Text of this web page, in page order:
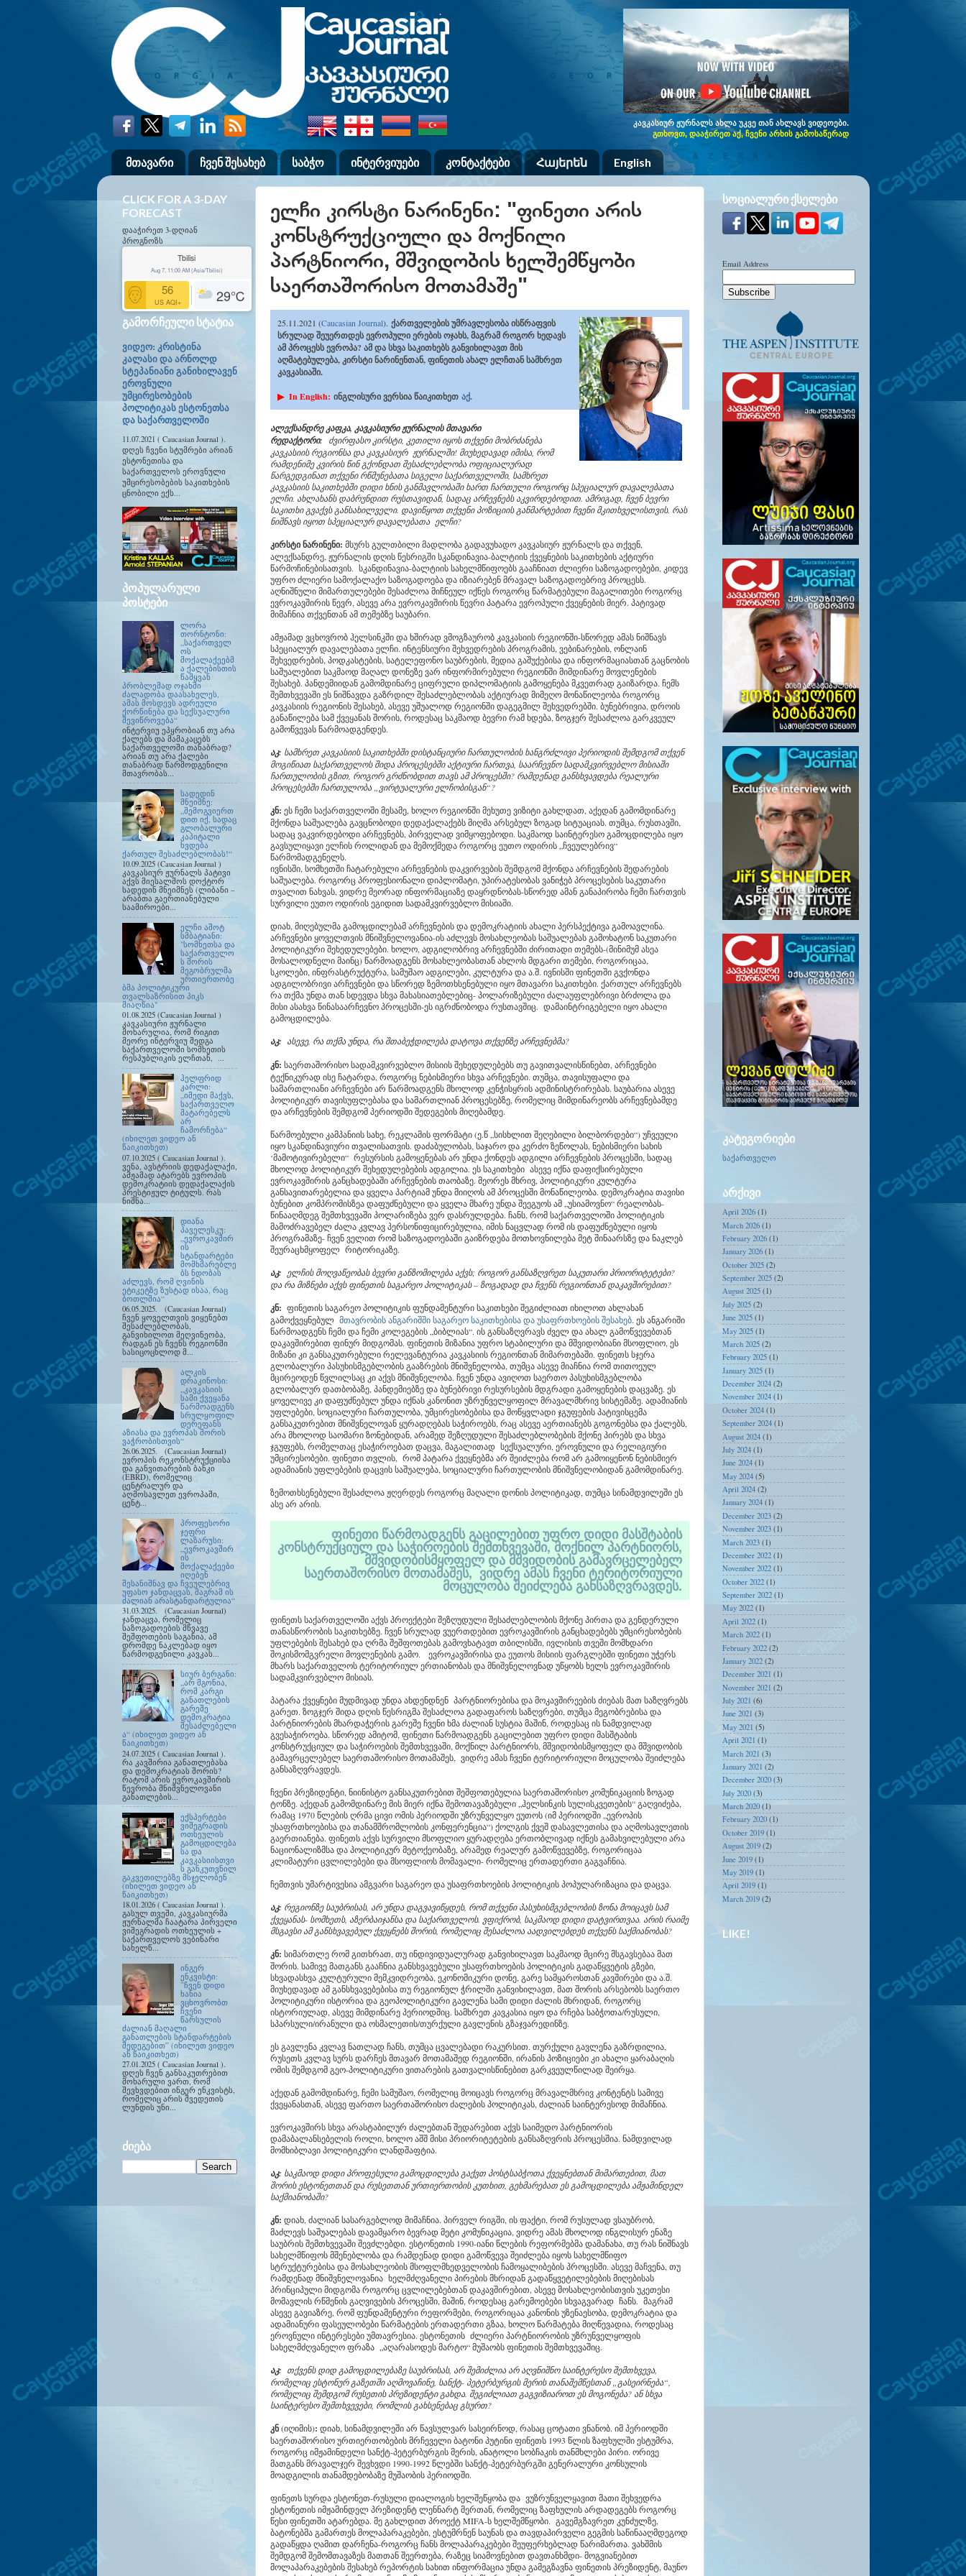
.
კავკასიურ ჟურნალს ახლა უკვე თან ახლავს ვიდეოები.
გთხოვთ, დააჭირეთ აქ, ჩვენი არხის გამოსაწერად
მთავარი ჩვენ შესახებ საბჭო ინტერვიუები კონტაქტები Հայերեն English
ელჩი კირსტი ნარინენი: "ფინეთი არის
კონსტრუქციული და მოქნილი
პარტნიორი, მშვიდობის ხელშემწყობი
საერთაშორისო მოთამაშე"
25.11.2021 (Caucasian Journal). ქართველების უმრავლესობა ისწრაფვის
სრულად შეუერთდეს ევროპული ერების ოჯახს, მაგრამ როგორ ხედავს
ამ პროცესს ევროპა? ამ და სხვა საკითხებს განვიხილავთ მის
აღმატებულება, კირსტი ნარინენთან, ფინეთის ახალ ელჩთან სამხრეთ
კავკასიაში.
▶ In English: ინგლისური ვერსია წაიკითხეთ აქ.
ალექსანდრე კაფკა, კავკასიური ჟურნალის მთავარი
რედაქტორი:
ძვირფასო კირსტი, კეთილი იყოს თქვენი მობრძანება
კავკასიის რეგიონსა და კავკასიურ ჟურნალში! მიუხედავად იმისა, რომ
რამდენიმე კვირის წინ გქონდათ შესაძლებლობა ოფიციალურად
წარგედგინათ თქვენი რწმუნებათა სიგელი საქართველოში, სამხრეთ
კავკასიის საკითხებში დიდი ხნის განმავლობაში ხართ ჩართული როგორც სპეციალურ დავალებათა
ელჩი. ახლახანს დაბრუნდით რუსთავიდან, სადაც არჩევნებს აკვირდებოდით. ამრიგად, ჩვენ ბევრი
საკითხი გვაქვს განსახილველი. დავიწყოთ თქვენი პოზიციის განმარტებით ჩვენი მკითხველისთვის. რას
ნიშნავს იყოთ სპეციალურ დავალებათა ელჩი?
კირსტი ნარინენი: მსურს გულთბილი მადლობა გადავუხადო კავკასიურ ჟურნალს და თქვენ,
ალექსანდრე, ჟურნალის დღის წესრიგში სკანდინავია-ბალტიის ქვეყნების საკითხების აქტიური
წარმოჩინებისათვის. სკანდინავია-ბალტიის სახელმწიფოებს გააჩნიათ ძლიერი საზოგადოებები, კიდევ
უფრო ძლიერი სამოქალაქო საზოგადოება და იზიარებენ მრავალ საზოგადოებრივ პროცესს.
აღნიშნული მიმართულებები შესაძლოა მიჩნეულ იქნეს როგორც წარმატებული მაგალითები როგორც
ევროკავშირის წევრ, ასევე არა ევროკავშირის წევრი პატარა ევროპული ქვეყნების მიერ. პატივად
მიმაჩნია თქვენთან ამ თემებზე საუბარი.
ამჟამად ვცხოვრობ ჰელსინკში და ხშირად ვმოგზაურობ კავკასიის რეგიონში-სწორედ ამას ნიშნავს
სპეციალურ დავალებათა ელჩი. ინტენსიური შეხვედრების პროგრამის, ვებინარების, ონლაინ
შეხვედრების, პოდკასტების, სატელეფონო საუბრების, მედია გაშუქებისა და ინფორმაციასთან გაცნობის
საშუალებით საკმაოდ მაღალ დონეზე ვარ ინფორმირებული რეგიონში მიმდინარე მოვლენების
შესახებ. პანდემიიდან გამომდინარე ციფრული დიპლომატიის გამოყენება მკვეთრად გაიზარდა. ჩემს
შემთხვევაში ეს ნიშნავდა გაზრდილ შესაძლებლობას აქტიურად მიმეღო მონაწილეობა როგორც
კავკასიის რეგიონის შესახებ, ასევე უშუალოდ რეგიონში დაგეგმილ შეხვედრებში. ბუნებრივია, დროის
განაწილება სამ ქვეყანას შორის, როდესაც საკმაოდ ბევრი რამ ხდება, ზოგჯერ შესაძლოა გარკვეულ
გამოწვევას წარმოადგენდეს.
აკ: სამხრეთ კავკასიის საკითხებში დისტანციური ჩართულობის ხანგრძლივი პერიოდის შემდგომ თქვენ
მოგიწიათ საქართველოს შიდა პროცესებში აქტიური ჩართვა, საარჩევნო სადამკვირვებლო მისიაში
ჩართულობის გზით, როგორ გრძნობდით თავს ამ პროცესში? რამდენად განსხვავდება რეალური
პროცესებში ჩართულობა „ვირტუალური ელჩობისგან“?
კნ: ეს ჩემი საქართველოში მესამე, ხოლო რეგიონში მეხუთე ვიზიტი გახლდათ, აქედან გამომდინარე
მქონდა საშუალება გავცნობოდი დედაქალაქებს მიღმა არსებულ ზოგად სიტუაციას. თუმცა, რუსთავში,
სადაც ვაკვირდებოდი არჩევნებს, პირველად ვიმყოფებოდი. საკმაოდ საინტერესო გამოცდილება იყო
გავსულიყავი ელჩის როლიდან და მემოქმედა როგორც ეუთო ოდირის „ჩვეულებრივ“
წარმომადგენელს.
ივნისში, სომხეთში ჩატარებული არჩევნების დაკვირვების შემდგომ მქონდა არჩევნების შედარების
საშუალება. როგორც პროფესიონალი დიპლომატი, უპირატესობას ვანიჭებ პროცესების საკუთარი
თვალით ნახვას, ვიდრე მეორად ინფორმაციაზე დაყრდნობას-სწორედ ამან განაპირობა ჩემი ჩართვის
სურვილი ეუთო ოდირის ეგიდით სადამკვირვებლო მისიაში.
დიახ, მიღებულმა გამოცდილებამ არჩევნების და დემოკრატიის ახალი პერსპექტივა გამოავლინა.
არჩევნები ყოველთვის მნიშვნელოვანია-ის აძლევს მოსახლეობას საშუალებას გამოხატონ საკუთარი
პოლიტიკური შეხედულებები. ხოლო, ადგილობრივ არჩევნებში ძირითადი თემებს-(მინიმუმ ასეა
მოსალოდნელი მაინც) წარმოადგენს მოსახლეობასთან ახლოს მდგარი თემები, როგორიცაა,
სკოლები, ინფრასტრუქტურა, სამუშაო ადგილები, კულტურა და ა.შ. ივნისში ფინეთში გვქონდა
ადგილობრივი არჩევნები და სწორედ ზემოთხსენებული იყო მთავარი საკითხები. ქართულ არჩევნებს
რა თქმა უნდა თან სდევდა სხვა მახასიათებლებიც- პოლარიზებული ძალაუფლებრივი ბრძოლა და
მისი ასახვა წინასაარჩევნო პროცესში-ეს იგრძნობოდა რუსთავშიც. დამაინტრიგებელი იყო ახალი
გამოცდილება.
აკ: ასევე, რა თქმა უნდა, რა შთაბეჭდილება დატოვა თქვენზე არჩევნებმა?
კნ: საერთაშორისო სადამკვირვებლო მისიის შეხედულებებს თუ გავითვალისწინებთ, არჩევნები
ტექნიკურად ისე ჩატარდა, როგორც ნებისმიერი სხვა არჩევნები. თუმცა, თავისუფალი და
სამართლიანი არჩევნები არ წარმოადგენს მხოლოდ კენჭისყრის ადმინისტრირებას. საუბარია ასევე
პოლიტიკურ თავისუფლებასა და სამართლიან პროცესებზე, რომელიც მიმდინარეობს არჩევნებამდე
და არჩევნების შემდგომ პერიოდში შედეგების მიღებამდე.
წარმოებული კამპანიის სახე, რეკლამის ფორმატი (ე.წ „სისხლით შეღებილი ბილბორდები“) უჩვეული
იყო სკანდინავიური თვალისათვის. დაძაბულობას, საჯარო და კერძო ზეწოლას, ნებისმიერი სახის
‘მამოტივირებელი“ რესურსის გამოყენებას არ უნდა ქონდეს ადგილი არჩევნების პროცესში, სადაც
მხოლოდ პოლიტიკურ შეხედულებების ადგილია. ეს საკითხები ასევე იქნა დაფიქსირებული
ევროკავშირის განცხადებაში არჩევნების თაობაზე. მეორეს მხრივ, პოლიტიკური კულტურა
განსავითარებელია და ყველა პარტიამ უნდა მიიღოს ამ პროცესში მონაწილეობა. დემოკრატია თავისი
ბუნებით კომპრომისზეა დაფუძნებული და ყველა მხარე უნდა შეეგუოს ამ „უსიამოვნო“ რეალობას-
წინააღმდეგ შემთხვევაში პოლარიზება ვერ დასრულდება. ჩანს, რომ საქართველოში პოლიტიკის
მამოძრავებელ ძალა კვლავ პერსონიფიცირებულია, იმის ნაცვლად რომ ის დაფუძნებული იყოს
პროგრამაზე- ჩვენ ველით რომ საზოგადოებაში გაიზრდება მოთხოვნილება მეტ შინაარსზე და ნაკლებ
შეურაცხმყოფელ რიტორიკაზე.
აკ:
ელჩის მოღვაწეობას ბევრი განზომილება აქვს; როგორ განსაზღვრეთ საკუთარი პრიორიტეტები?
და რა მიზნები აქვს ფინეთის საგარეო პოლიტიკას – ზოგადად და ჩვენს რეგიონთან დაკავშირებით?
კნ: ფინეთის საგარეო პოლიტიკის ფუნდამენტური საკითხები შეგიძლიათ იხილოთ ახლახან
გამოქვეყნებულ მთავრობის ანგარიშში საგარეო საკითხებისა და უსაფრთხოების შესახებ. ეს ანგარიში
წარმოადგენს ჩემი და ჩემი კოლეგების „ბიბლიას“. ის განსაზღვრავს ძველ და ახალ გამოწვევებთან
დაკავშირებით ფინურ მიდგომას. ფინეთის მიზანია უფრო სტაბილური და მშვიდობიანი მსოფლიო, ეს
მიზანი კი განსაკუთრებული რელევანტურია კავკასიის რეგიონთან მიმართებაში. ფინეთს სჯერა
გლობალური პასუხისმგებლობის გააზრების მნიშვნელობა, თუმცა ასევე მიაჩნია რომ თითოეულ
მცირეოდენ წვლილსაც კი აქვს მნიშვნელობა. ჩვენ უნდა ავიღოთ საერთო პასუხისმგებლობა
გლობალურ დათბობაზე, პანდემიებზე და ბუნებრივი რესურსების მდგრადი გამოყენების დაცვაზე. ეს
ყოველივე კი დაფუძნებულ უნდა იქნას კანონით უზრუნველყოფილ მრავალმხრივ სისტემაზე. ადამიანის
უფლებები, სოციალური ჩართულობა, უმცირესობებისა და მოწყვლადი ჯგუფების პატივისცემა
განსაკუთრებით მნიშვნელოვან ყურადღებას საჭიროებს, რაც ასევე აერთიანებს გოგონებსა და ქალებს,
არა მხოლოდ საომარი ზონებიდან, არამედ შეზღუდული შესაძლებლობების მქონე პირებს და სხვა
ჯგუფებს, რომელთაც ესაჭიროებათ დაცვა, მაგალითად სექსუალური, ეროვნული და რელიგიური
უმცირესობები. ფინეთი თვლის, რომ პატარა ქვეყნებმა არ შეიძლება რომ არ გამოიყენონ ნებისმიერ
ადამიანის უფლებების დაცვის საშუალება, სოციალური ჩართულობის მნიშვნელობიდან გამომდინარე.
ზემოთხსენებული შესაძლოა ჟღერდეს როგორც მაღალი დონის პოლიტიკად, თუმცა სინამდვილეში ეს
ასე არ არის.
ფინეთი წარმოადგენს გაცილებით უფრო დიდი მასშტაბის
კონსტრუქციულ და საჭიროების შემთხვევაში, მოქნილ პარტნიორს,
მშვიდობისმყოფელ და მშვიდობის გამავრცელებელ
საერთაშორისო მოთამაშეს, ვიდრე ამას ჩვენი ტერიტორიული
მოცულობა შეიძლება განსაზღვრავდეს.
ფინეთს საქართველოში აქვს პროექტები შეზღუდული შესაძლებლობის მქონე პირთა და გენდერული
თანასწორობის საკითხებზე. ჩვენ სრულად ვუერთდებით ევროკავშირის განცხადებებს უმცირესობების
უფლებების შესახებ და ღრმა შეშფოთებას გამოვხატავთ თბილისში, ივლისის თვეში მომხდარი
შოკისმომგვრელი მოვლენების გამო. ევროკავშირისა და ეუთოს მისიის ფარგლებში ფინეთი უჭერს
მხარს საქართველოს ტერიტორიულ ერთიანობას და მნიშვნელოვნად უწყობს ხელს ევროკავშირის
სადამკვირვებლო მისიას.
პატარა ქვეყნები მუდმივად უნდა ახდენდნენ პარტნიორებისა და მოკავშირეების ძიებას მათ საზღვრებს
გარეთ. ზოგჯერ შიდა დღის წესრიგმა შესაძლოა გადაფაროს საზღვრები, თუმცა მეგობრებისა და
პარტნიორების მხარდაჭერის გარეშე ჩვენი ხმა ძალიან სუსტია მაშინ, როდესაც ის ნამდვილად
გვესაჭიროება. სწორედ ამიტომ, ფინეთი წარმოადგენს გაცილებით უფრო დიდი მასშტაბის
კონსტრუქციულ და საჭიროების შემთხვევაში, მოქნილ პარტნიორს, მშვიდობისმყოფელ და მშვიდობის
გამავრცელებელ საერთაშორისო მოთამაშეს, ვიდრე ამას ჩვენი ტერიტორიული მოცულობა შეიძლება
განსაზღვრავდეს.
ჩვენი პრეზიდენტი, ნიინისტო განსაკუთრებით შეშფოთებულია საერთაშორისო კომუნიკაციის ზოგად
ტონზე. აქედან გამომდინარე მის მიერ იქნა შემოთავაზებული „ჰელსინკის სულისკვეთების“ გაღვიძება,
რამაც 1970 წლების ღრმა ცივი ომის პერიოდში უზრუნველყო ეუთოს (იმ პერიოდში „ევროპის
უსაფრთხოებისა და თანამშრომლობის კონფერენცია“) ქოლგის ქვეშ დასავლეთისა და აღმოსავლეთის
გაერთიანება. ფინეთს აქვს სურვილი მსოფლიო ყურადღება ერთობლივად იქნეს გამახვილებული არა
ნაციონალიზმსა და პოლიტიკურ მეტოქეობაზე, არამედ რეალურ გამოწვევებზე, როგორიცაა
კლიმატური ცვლილებები და მსოფლიოს მომავალი- რომელიც ერთადერთი გაგვაჩნია.
ჩემთვის უმარტივესია ამგვარი საგარეო და უსაფრთხოების პოლიტიკის პოპულარიზაცია და დაცვა.
აკ: რეგიონზე საუბრისას, არ უნდა დაგვავიწყდეს, რომ თქვენი პასუხისმგებლობის ზონა მოიცავს სამ
ქვეყანას- სომხეთს, აზერბაიჯანსა და საქართველოს. ვფიქრობ, საკმაოდ დიდი დატვირთვაა. არის რაიმე
მსგავსი ამ განსხვავებულ ქვეყნებს შორის, რომელიც შესაძლოა აადვილებდეს თქვენს საქმიანობას?
კნ: სიმართლე რომ გითხრათ, თუ ინდივიდუალურად განვიხილავთ საკმაოდ მცირე მსგავსებაა მათ
შორის. სამივე მათგანს გააჩნია განსხვავებული უსაფრთხოების პოლიტიკის გადაწყვეტის გზები,
სხვადასხვა კულტურული მემკვიდრეობა, ეკონომიკური დონე, გარე სამყაროსთან კავშირები და ა.შ.
მიუხედავად ამ განსხვავებებისა თუ რეგიონულ ჭრილში განვიხილავთ, მათ შორის არსებობს საერთო
პოლიტიკური ისტორია და გეოპოლიტიკური გავლენა სამი დიდი ძალის მხრიდან, როგორც
ისტორიულად, ასევე მიმდინარე პერიოდშიც. სამხრეთ კავკასია იყო და რჩება საბჭოთა/რუსული,
სპარსული/ირანული და ოსმალეთის/თურქული გავლენის გზაჯვარედინზე.
ეს გავლენა კვლავ ნათლად ჩანს, თუმცა ცვალებადი რაკურსით. თურქული გავლენა გაზრდილია,
რუსეთს კვლავ სურს დარჩეს მთავარ მოთამაშედ რეგიონში, ირანის პოზიციები კი ახალი ყარაბაღის
ომის შემდგომ გეო-პოლიტიკური ვითარების გათვალისწინებით გარკვეულწილად შეირყა.
აქედან გამომდინარე, ჩემი სამუშაო, რომელიც მოიცავს როგორც მრავალმხრივ კონტენტს სამივე
ქვეყანასთან, ასევე ფართო საერთაშორისო ძალების პოლიტიკას, ძალიან საინტერესოდ მიმაჩნია.
ევროკავშირს სხვა არასტაბილურ ძალებთან შედარებით აქვს საიმედო პარტნიორის
დამაბალანსებელის როლი, ხოლო აშშ მისი პრიორიტეტების განსაზღვრის პროცესშია. ნამდვილად
მომხიბლავი პოლიტიკური ლანდშაფტია.
აკ: საკმაოდ დიდი პროფესული გამოცდილება გაქვთ პოსტსაბჭოთა ქვეყნებთან მიმართებით, მათ
შორის ესტონეთთან და რუსეთთან ურთიერთობის კუთხით, გეხმარებათ ეს გამოცდილება ამჟამინდელ
საქმიანობაში?
კნ: დიახ, ძალიან სასარგებლოდ მიმაჩნია. პირველ რიგში, ის ფაქტი, რომ რუსულად ვსაუბრობ,
მაძლევს საშუალებას დავამყარო ბევრად მეტი კომუნიკაცია, ვიდრე ამას მხოლოდ ინგლისურ ენაზე
საუბრის შემთხვევაში შევძლებდი. ესტონეთის 1990-იანი წლების რეფორმებმა დამანახა, თუ რას ნიშნავს
სახელმწიფოს მშენებლობა და რამდენად დიდი გამოწვევა შეიძლება იყოს სახელმწიფო
სტრუქტურებისა და მოსახლეობის მსოფლმხედველობის ჩამოყალიბების პროცესში. ასევე მაჩვენა, თუ
რამდენად მნიშვნელოვანია ხელმძღვანელი პირების მხრიდან გადაწყვეტილებების მიღებისას
პრინციპული მიდგომა როგორც ცვლილებებთან დაკავშირებით, ასევე მოსახლეობისთვის უკეთესი
მომავლის რწმენის გაღვივების პროცესში, მაშინ, როდესაც გარემოებები სხვაგვარად ჩანს. მაგრამ
ასევე გავიაზრე, რომ ფუნდამენტური რეფორმები, როგორიცაა კანონის უზენაესობა, დემოკრატია და
ადამიანური ფასეულობები წარმატების ერთადერთი გზაა, ხოლო წარმატება მიღწევადია, როდესაც
ეროვნული ინტერესები უმთავრესია. ესტონეთის ძლიერი პარტნიორობის უზრუნველყოფის
სახელმძღვანელო ფრაზა „აღარასოდეს მარტო“ მუშაობს ფინეთის შემთხვევაშიც.
აკ: თქვენს დიდ გამოცდილებაზე საუბრისას, არ შემიძლია არ აღვნიშნო საინტერესო შემთხვევა,
რომელიც ესტონურ გაზეთში აღმოვაჩინე, სანქტ- პეტერბურგის მერის თანაშემწესთან „გასეირნება“,
რომელიც შემდგომ რუსეთის პრეზიდენტი გახდა. შეგიძლიათ გაგვიზიაროთ ეს მოგონება? ან სხვა
საინტერესო შემთხვევები, რომლის გახსენებაც გსურთ?
კნ(იღიმის): დიახ, სინამდვილეში არ წავსულვარ სასეირნოდ, რასაც ცოტათი ვნანობ. იმ პერიოდში
საერთაშორისო ურთიერთობების მრჩეველი ბატონი პუტინი ფინეთს 1993 წლის ზაფხულში ესტუმრა,
როგორც იმჟამინდელი სანქტ-პეტერბურგის მერის, ანატოლი სობჩაკის თანმხლები პირი. ორივე
მათგანს მრავალჯერ შევხვდი 1990-1992 წლებში სანქტ-პეტერბურგში გენერალური კონსულის
მოადგილის თანამდებობაზე მუშაობის პერიოდში.
ფინეთს სურდა ესტონეთ-რუსული დიალოგის ხელშეწყობა და ვუზრუნველყავით მათი შეხვედრა
ესტონეთის იმჟამინდელ პრეზიდენტ ლენნარტ მერთან, რომელიც ზაფხულის არდადეგებს როგორც
წესი ფინეთში ატარებდა. მე გახლდით პროექტ MIFA-ს ხელშემწყობი. გავემგზავრეთ კუნძულზე,
ბატონებმა გამართეს მოლაპარაკებები, ესტუმრნენ საუნას და თავდაპირველი გეგმის საწინააღმდეგოდ
გადაწყდა ღამით დარჩენა-როგორც ჩანს მოლაპარაკებები შეუფერხებლად წარიმართა. ვახშმის
შემდგომ შემომთავაზეს მათთან შეერთება, რაზეც სიამოვნებით დავთანხმდი- მოგვიანებით
მოლაპარაკებების შესახებ რეპორტის სახით ინფორმაცია უნდა გამეგზავნა ფინეთის პრეზიდენტ, მაუნო
CLICK FOR A 3-DAY
FORECAST
დააჭირეთ 3-დღიან
პროგნოზს
Tbilisi
Aug 7, 11:00 AM (Asia/Tbilisi)
56
US AQI+ 29℃
ᲒᲐᲛᲝᲠᲩᲔᲣᲚᲘ ᲡᲢᲐᲢᲘᲐ
ვიდეო: კრისტინა
კალასი და არნოლდ
სტეპანიანი განიხილავენ
ეროვნული
უმცირესობების
პოლიტიკას ესტონეთსა
და საქართველოში
11.07.2021 ( Caucasian Journal ).
დღეს ჩვენი სტუმრები არიან
ესტონეთისა და
საქართველოს ეროვნული
უმცირესობების საკითხების
ცნობილი ექს...
ᲞᲝᲞᲣᲚᲐᲠᲣᲚᲘ
ᲞᲝᲡᲢᲔᲑᲘ
ლორა
თორნტონი:
„საქართველ
ოს
მოქალაქეებმ
ა ქალებისთის
წამყვან
პრობლემად ოჯახში
ძალადობა დაასახელეს,
ამას მოსდევს ადრეული
ქორწინება და სექსუალური
შევიწროვება“
ინტერვიუ ეპყრობიან თუ არა
ქალებს და მამაკაცებს
საქართველოში თანაბრად?
არიან თუ არა ქალები
თანაბრად წარმოდგენილი
მთავრობას...
სადედინ
მნეიმნე:
„შემოგვიერთ
დით იქ, სადაც
გლობალური
კაპიტალი
ხვდება
ქართულ შესაძლებლობას!“
10.09.2025 (Caucasian Journal )
კავკასიურ ჟურნალს პატივი
აქვს მიესალმოს დოქტორ
სადედინ მნეიმნეს (ლიბანი –
არაბთა გაერთიანებული
საამიროები...
ელჩი აშოტ
სმბატიანი:
"სომხეთსა და
საქართველო
ს შორის
მეგობრულმა
ურთიერთობე
ბმა პოლიტიკური
თვალსაზრისით პიკს
მიაღწია"
01.08.2025 (Caucasian Journal )
კავკასიური ჟურნალი
მოხარულია, რომ რიგით
მეორე ინტერვიუ შედგა
საქართველოში სომხეთის
რესპუბლიკის ელჩთან, ...
ჰელფრიდ
კარლი:
„იმედი მაქვს,
საქართველო
მატარებელს
არ
ჩამორჩება“
(იხილეთ ვიდეო ან
წაიკითხეთ)
07.10.2025 ( Caucasian Journal ).
ვენა, ავსტრიის დედაქალაქი,
ამჟამად ატარებს ევროპის
დემოკრატიის დედაქალაქის
პრესტიჟულ ტიტულს. რას
ნიშნა...
დიანა
პაველესკუ:
„ევროკავშირ
ის
სტანდარტები
მომხმარებლე
ბს ნდობას
აძლევს, რომ ღვინის
ეტიკეტზე ზუსტად ისაა, რაც
ბოთლშია“
06.05.2025. (Caucasian Journal)
ჩვენ ყოველთვის ვიყენებთ
შესაძლებლობას,
განვიხილოთ მეღვინეობა,
რადგან ეს ჩვენს რეგიონში
სასიცოცხლოდ მ...
ალკის
დრაკინოსი:
„კავკასიის
სამი ქვეყანა
წარმოადგენს
სრულყოფილ
დერეფანს
აზიასა და ევროპას შორის
ვაჭრობისთვის“
26.06.2025. (Caucasian Journal)
ევროპის რეკონსტრუქციისა
და განვითარების ბანკი
(EBRD), რომელიც
ცენტრალურ და
აღმოსავლეთ ევროპაში,
ცენტ...
პროფესორი
ჯეფრი
ლაზარუსი:
„ევროკავშირ
ის
მოქალაქეები
იღებენ
შესანიშნავ და ჩვეულებრივ
უფასო ჯანდაცვას, მაგრამ ის
ძალიან არასტანდარტულია“
31.03.2025. (Caucasian Journal)
ჯანდაცვა, რომელიც
საზოგადოების მწვავე
შეშფოთების საგანია, ამ
დრომდე ნაკლებად იყო
წარმოდგენილი კავკას...
სიურ ბერგანი:
„არ მგონია,
რომ კარგი
განათლების
გარეშე
დემოკრატია
შესაძლებელი
ა“ (იხილეთ ვიდეო ან
წაიკითხეთ)
24.07.2025 ( Caucasian Journal ).
რა კავშირია განათლებასა
და დემოკრატიას შორის?
რატომ არის ევროკავშირის
წევრობა მნიშვნელოვანი
განათლების...
ექსპერტები
ვიშეგრადის
ოთხეულის
გამოცდილება
სა და
კავკასიისთვი
ს განკუთვნილ
გაკვეთილებზე მსჯელობენ
(იხილეთ ვიდეო ან
წაიკითხეთ)
18.01.2026 ( Caucasian Journal ).
გასულ თვეში, კავკასიურმა
ჟურნალმა ჩაატარა პირველი
ვიშეგრადის ოთხეულის +
საქართველოს ვებინარი
სახელწ...
ინგერ
ენკვისტი:
”ჩვენ დიდი
ხანია
ვცხოვრობთ
ჩვენი
წარსულის
ძალიან მაღალი
განათლების სტანდარტების
შედეგებით” (იხილეთ ვიდეო
ან წაიკითხეთ)
27.01.2025 ( Caucasian Journal ).
დღეს ჩვენ განსაკუთრებით
მოხარული ვართ, რომ
შევხვდებით ინგერ ენკვისტს,
რომელიც არის შვედეთის
ლუნდის უნი...
ᲫᲘᲔᲑᲐ
ᲡᲝᲪᲘᲐᲚᲣᲠᲘ ᲥᲡᲔᲚᲔᲑᲘ
Email Address
ᲙᲐᲢᲔᲒᲝᲠᲘᲔᲑᲘ
საქართველო
ᲐᲠᲥᲘᲕᲘ
April 2026(1)
March 2026(1)
February 2026(1)
January 2026(1)
October 2025(2)
September 2025(2)
August 2025(1)
July 2025(2)
June 2025(1)
May 2025(1)
March 2025(2)
February 2025(1)
January 2025(1)
December 2024(2)
November 2024(1)
October 2024(1)
September 2024(1)
August 2024(1)
July 2024(1)
June 2024(1)
May 2024(5)
April 2024(2)
January 2024(1)
December 2023(2)
November 2023(1)
March 2023(1)
December 2022(1)
November 2022(1)
October 2022(1)
September 2022(1)
May 2022(1)
April 2022(1)
March 2022(1)
February 2022(2)
January 2022(2)
December 2021 (1)
November 2021 (2)
July 2021 (6)
June 2021 (3)
May 2021 (5)
April 2021 (1)
March 2021 (3)
January 2021 (2)
December 2020(3)
July 2020(3)
March 2020(1)
February 2020(1)
October 2019(1)
August 2019(2)
June 2019(1)
May 2019(1)
April 2019(1)
March 2019(2)
LIKE!